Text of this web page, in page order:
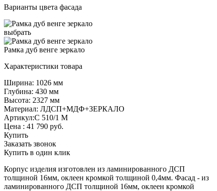
Варианты цвета фасада
выбрать
Рамка дуб венге зеркало
Характеристики товара
Ширина: 1026 мм
Глубина: 430 мм
Высота: 2327 мм
Материал: ЛДСП+МДФ+ЗЕРКАЛО
Артикул:С 510/1 М
Цена : 41 790 руб.
Купить
Заказать звонок
Купить в один клик
Корпус изделия изготовлен из ламинированного ДСП
толщиной 16мм, оклеен кромкой толщиной 0,4мм. Фасад - из
ламинированного ДСП толщиной 16мм, оклеен кромкой